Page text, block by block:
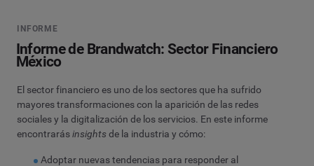
INFORME
Informe de Brandwatch: Sector Financiero
México
El sector financiero es uno de los sectores que ha sufrido
mayores transformaciones con la aparición de las redes
sociales y la digitalización de los servicios. En este informe
encontrarásinsightsde la industria y cómo:
Adoptar nuevas tendencias para responder al